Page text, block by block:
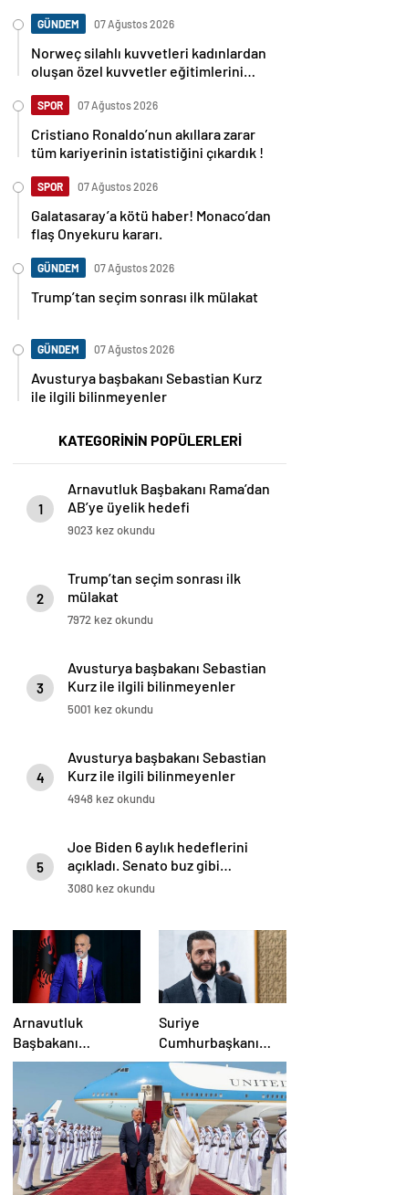
GÜNDEM 07 Ağustos 2026
Norweç silahlı kuvvetleri kadınlardan
oluşan özel kuvvetler eğitimlerini
SPOR 07 Ağustos 2026
Cristiano Ronaldo’nun akıllara zarar
tüm kariyerinin istatistiğini çıkardık !
SPOR 07 Ağustos 2026
Galatasaray’a kötü haber! Monaco’dan
flaş Onyekuru kararı.
GÜNDEM 07 Ağustos 2026
Trump’tan seçim sonrası ilk mülakat
GÜNDEM 07 Ağustos 2026
Avusturya başbakanı Sebastian Kurz
ile ilgili bilinmeyenler
KATEGORİNİN POPÜLERLERİ
1
Arnavutluk Başbakanı Rama’dan
AB’ye üyelik hedefi
9023 kez okundu
2
Trump’tan seçim sonrası ilk
mülakat
7972 kez okundu
3
Avusturya başbakanı Sebastian
Kurz ile ilgili bilinmeyenler
5001 kez okundu
4
Avusturya başbakanı Sebastian
Kurz ile ilgili bilinmeyenler
4948 kez okundu
5
Joe Biden 6 aylık hedeflerini
açıkladı. Senato buz gibi…
3080 kez okundu
Arnavutluk
Başbakanı
Rama’dan AB’ye
üyelik hedefi
Suriye
Cumhurbaşkanı
Şara: Erdoğan
sözünü yerine
getirdi. Trump’a da
çok teşekkür
ederim